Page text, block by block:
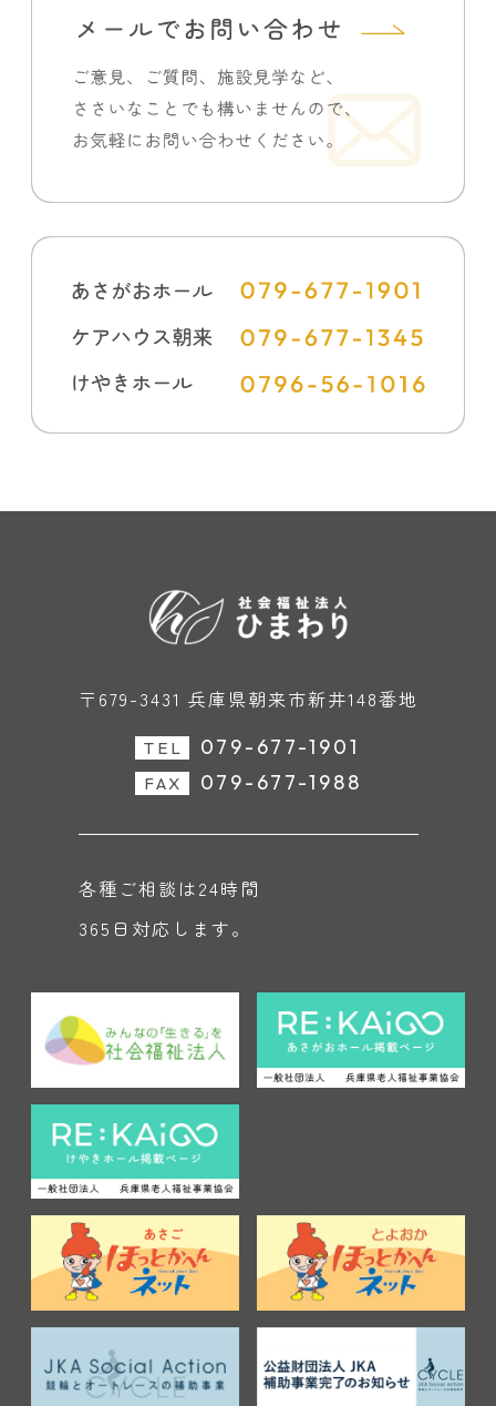
〒679-3431 兵庫県朝来市新井148番地
TEL 079-677-1901
FAX 079-677-1988
各種ご相談は24時間
365日対応します。